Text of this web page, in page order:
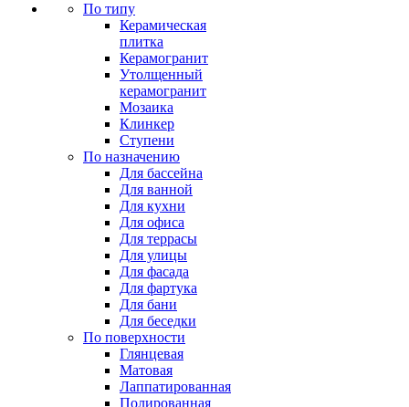
По типу
Керамическая
плитка
Керамогранит
Утолщенный
керамогранит
Мозаика
Клинкер
Ступени
По назначению
Для бассейна
Для ванной
Для кухни
Для офиса
Для террасы
Для улицы
Для фасада
Для фартука
Для бани
Для беседки
По поверхности
Глянцевая
Матовая
Лаппатированная
Полированная